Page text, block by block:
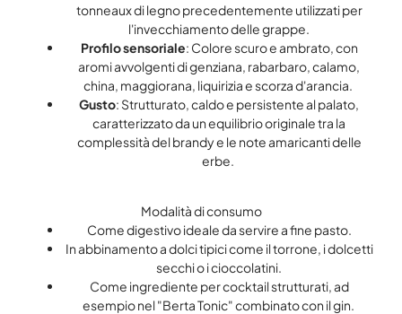
tonneaux di legno precedentemente utilizzati per
l'invecchiamento delle grappe.
Profilo sensoriale: Colore scuro e ambrato, con
aromi avvolgenti di genziana, rabarbaro, calamo,
china, maggiorana, liquirizia e scorza d'arancia.
Gusto: Strutturato, caldo e persistente al palato,
caratterizzato da un equilibrio originale tra la
complessità del brandy e le note amaricanti delle
erbe.
Modalità di consumo
Come digestivo ideale da servire a fine pasto.
In abbinamento a dolci tipici come il torrone, i dolcetti
secchi o i cioccolatini.
Come ingrediente per cocktail strutturati, ad
esempio nel "Berta Tonic" combinato con il gin.